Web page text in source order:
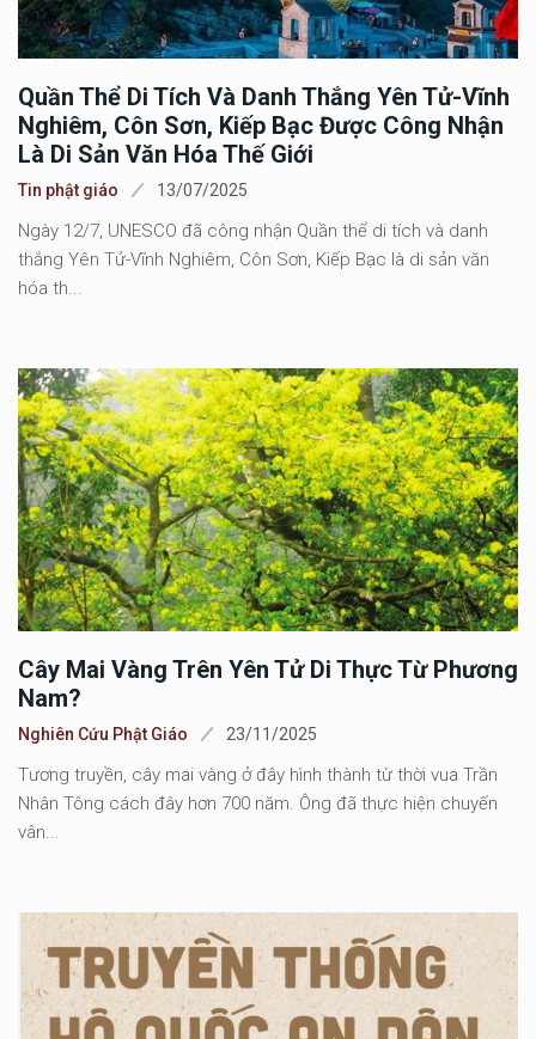
Quần Thể Di Tích Và Danh Thắng Yên Tử-Vĩnh
Nghiêm, Côn Sơn, Kiếp Bạc Được Công Nhận
Là Di Sản Văn Hóa Thế Giới
Tin phật giáo 13/07/2025
Ngày 12/7, UNESCO đã công nhận Quần thể di tích và danh
thắng Yên Tử-Vĩnh Nghiêm, Côn Sơn, Kiếp Bạc là di sản văn
hóa th...
Cây Mai Vàng Trên Yên Tử Di Thực Từ Phương
Nam?
Nghiên Cứu Phật Giáo 23/11/2025
Tương truyền, cây mai vàng ở đây hình thành từ thời vua Trần
Nhân Tông cách đây hơn 700 năm. Ông đã thực hiện chuyến
vân...